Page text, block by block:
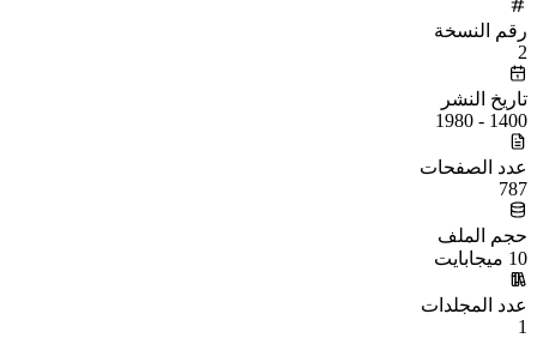
رقم النسخة
2
تاريخ النشر
1400 - 1980
عدد الصفحات
787
حجم الملف
10 ميجابايت
عدد المجلدات
1